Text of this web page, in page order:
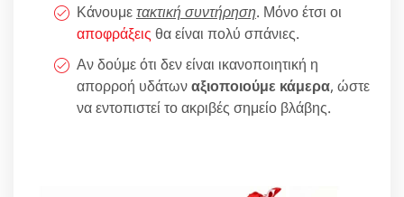
Κάνουμετακτική συντήρηση. Μόνο έτσι οι
αποφράξεις θα είναι πολύ σπάνιες.
Αν δούμε ότι δεν είναι ικανοποιητική η
απορροή υδάτωναξιοποιούμε κάμερα, ώστε
να εντοπιστεί το ακριβές σημείο βλάβης.